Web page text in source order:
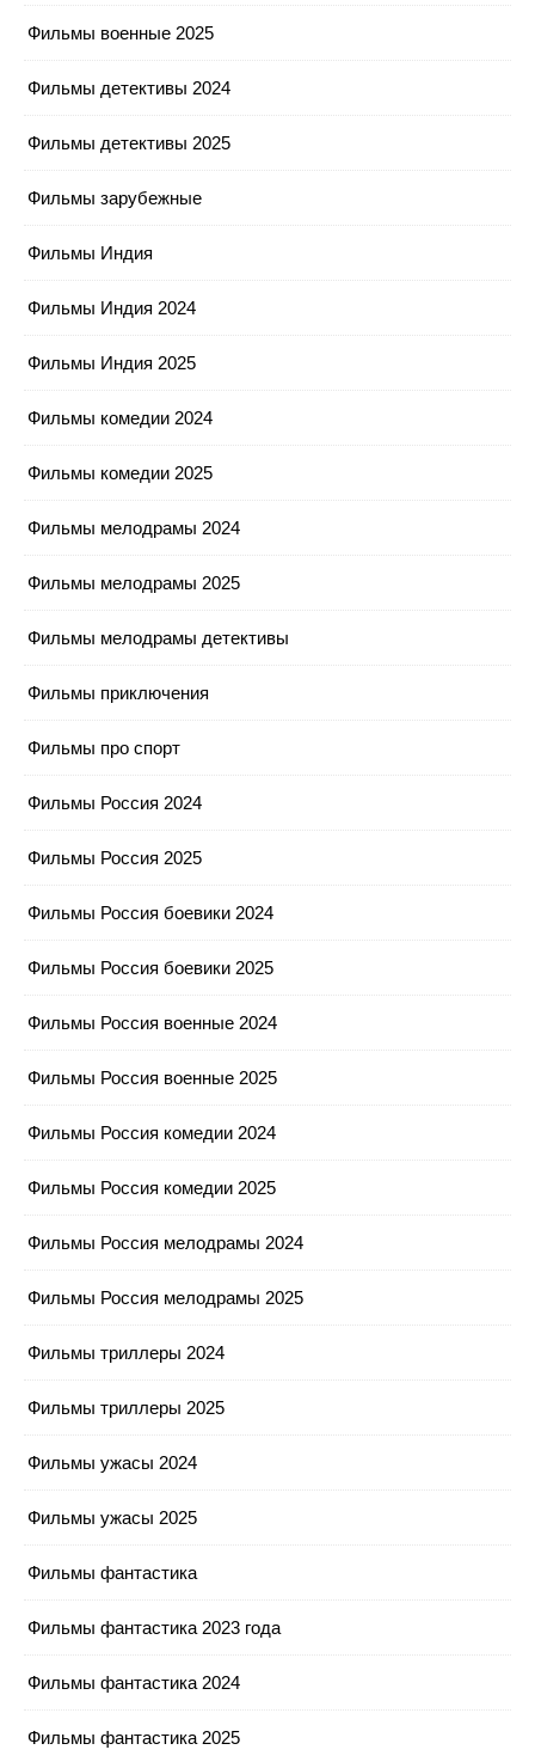
Фильмы военные 2025
Фильмы детективы 2024
Фильмы детективы 2025
Фильмы зарубежные
Фильмы Индия
Фильмы Индия 2024
Фильмы Индия 2025
Фильмы комедии 2024
Фильмы комедии 2025
Фильмы мелодрамы 2024
Фильмы мелодрамы 2025
Фильмы мелодрамы детективы
Фильмы приключения
Фильмы про спорт
Фильмы Россия 2024
Фильмы Россия 2025
Фильмы Россия боевики 2024
Фильмы Россия боевики 2025
Фильмы Россия военные 2024
Фильмы Россия военные 2025
Фильмы Россия комедии 2024
Фильмы Россия комедии 2025
Фильмы Россия мелодрамы 2024
Фильмы Россия мелодрамы 2025
Фильмы триллеры 2024
Фильмы триллеры 2025
Фильмы ужасы 2024
Фильмы ужасы 2025
Фильмы фантастика
Фильмы фантастика 2023 года
Фильмы фантастика 2024
Фильмы фантастика 2025